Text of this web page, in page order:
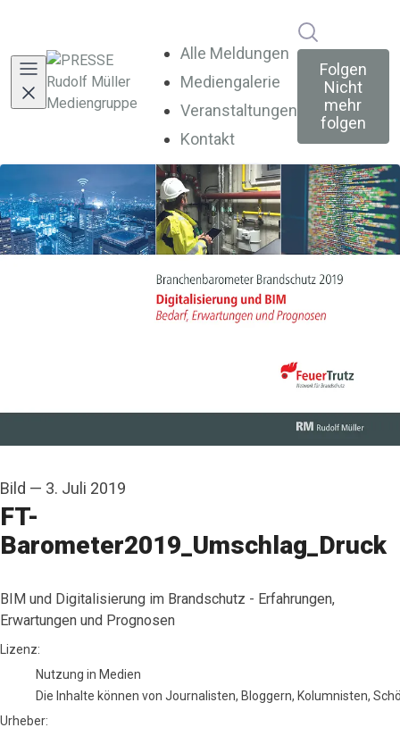
Alle Meldungen
Mediengalerie
Veranstaltungen
Kontakt
Folgen
Nicht
mehr
folgen
Bild — 3. Juli 2019
FT-
Barometer2019_Umschlag_Druck
BIM und Digitalisierung im Brandschutz - Erfahrungen,
Erwartungen und Prognosen
FeuerTrutz Network
Lizenz:
Nutzung in Medien
Die Inhalte können von Journalisten, Bloggern, Kolumnisten,
Urheber: